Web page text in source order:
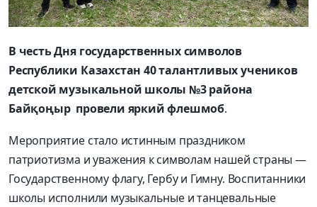
В честь Дня государственных символов
Республики Казахстан 40 талантливых учеников
детской музыкальной школы №3 района
Байқоңыр провели яркий флешмоб.
Мероприятие стало истинным праздником
патриотизма и уважения к символам нашей страны —
Государственному флагу, Гербу и Гимну. Воспитанники
школы исполнили музыкальные и танцевальные